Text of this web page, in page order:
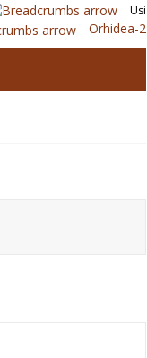
Usi
Orhidea-2